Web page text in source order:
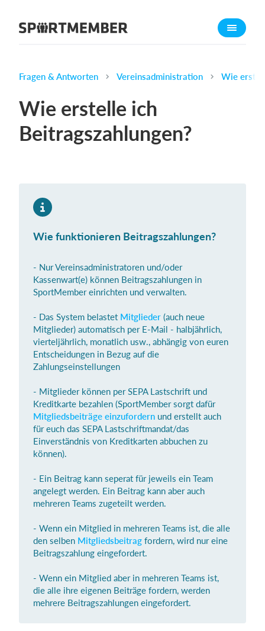
Über SportMember
Funktionen
Trainingsplan
Was kostet es?
Fragen & Antworten Vereinsadministration Wie
Wie erstelle ich
Beitragszahlungen?
Wie funktionieren Beitragszahlungen?
- Nur Vereinsadministratoren und/oder
Kassenwart(e) können Beitragszahlungen in
SportMember einrichten und verwalten.
- Das System belastet Mitglieder (auch neue
Mitglieder) automatisch per E-Mail - halbjährlich,
vierteljährlich, monatlich usw., abhängig von euren
Entscheidungen in Bezug auf die
Zahlungseinstellungen
- Mitglieder können per SEPA Lastschrift und
Kreditkarte bezahlen (SportMember sorgt dafür
Mitgliedsbeiträge einzufordern und erstellt auch
für euch das SEPA Lastschriftmandat/das
Einverständnis von Kreditkarten abbuchen zu
können).
- Ein Beitrag kann seperat für jeweils ein Team
angelegt werden. Ein Beitrag kann aber auch
mehreren Teams zugeteilt werden.
- Wenn ein Mitglied in mehreren Teams ist, die alle
den selben Mitgliedsbeitrag fordern, wird nur eine
Beitragszahlung eingefordert.
- Wenn ein Mitglied aber in mehreren Teams ist,
die alle ihre eigenen Beiträge fordern, werden
mehrere Beitragszahlungen eingefordert.